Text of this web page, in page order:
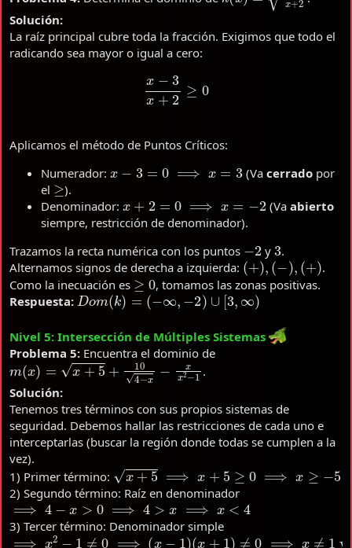
Solución:
La raíz principal cubre toda la fracción. Exigimos que todo el
radicando sea mayor o igual a cero:
x−3 x+
Aplicamos el método de Puntos Críticos:
Numerador:
= ⟹ (Va cerradopor
el ≥).
Denominador:
= ⟹ (Va abierto
siempre, restricción de denominador).
Trazamos la recta numérica con los puntos
2 y3.
Alternamos signos de derecha a izquierda: (+),(−),( +
.
Como la inecuación es ≥0 , tomamos las zonas positivas.
Respuesta: Dom(k)= (− ∞, −2)∪[3,∞ )
Nivel 5: Intersección de Múltiples Sistemas
Problema 5: Encuentra el dominio de
m(x)=x+5 +104−x−xx2 −1
.
Solución:
Tenemos tres términos con sus propios sistemas de
seguridad. Debemos hallar las restricciones de cada uno e
interceptarlas (buscar la región donde todas se cumplen a la
vez).
1) Primer término:
+5⟹x x≥ −
2) Segundo término: Raíz en denominador
⟹4−x>0⟹4>x⟹x<4
3) Tercer término: Denominador simple
⟹x2−1≠0⟹(x −1)
(x +1)≠0⟹x≠1yx≠−1